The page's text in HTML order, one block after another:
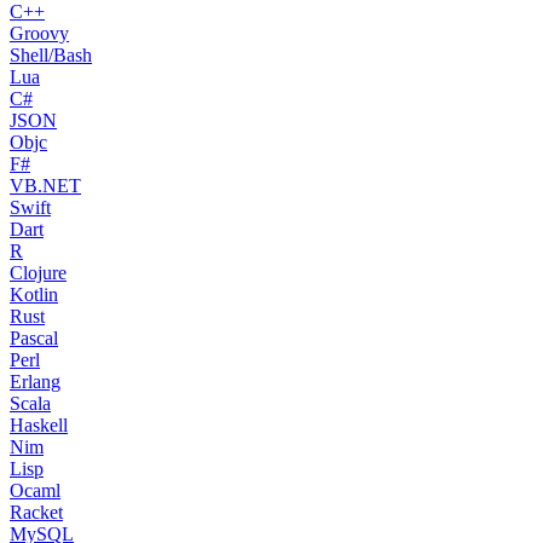
C++
Groovy
Shell/Bash
Lua
C#
JSON
Objc
F#
VB.NET
Swift
Dart
R
Clojure
Kotlin
Rust
Pascal
Perl
Erlang
Scala
Haskell
Nim
Lisp
Ocaml
Racket
MySQL